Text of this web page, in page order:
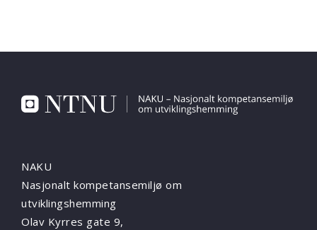
NAKU
Nasjonalt kompetansemiljø om
utviklingshemming
Olav Kyrres gate 9,